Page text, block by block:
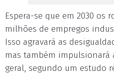
Espera-se que em 2030 os
milhões de empregos
Isso agravará as
mas também impulsionará
geral, segundo um estudo